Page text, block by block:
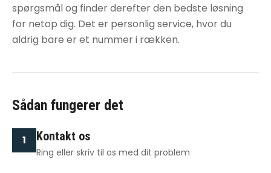
spørgsmål og finder derefter den bedste løsning
for netop dig. Det er personlig service, hvor du
aldrig bare er et nummer i rækken.
Sådan fungerer det
1 Kontakt os
Ring eller skriv til os med dit problem